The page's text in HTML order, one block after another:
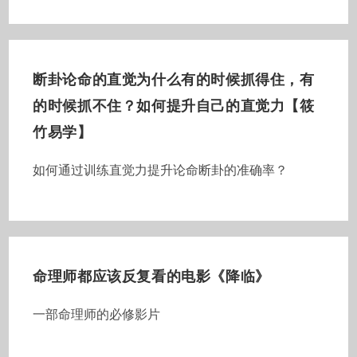
断卦论命的直觉为什么有的时候抓得住，有
的时候抓不住？如何提升自己的直觉力【筱
竹易学】
如何通过训练直觉力提升论命断卦的准确率？
命理师都应该反复看的电影《降临》
一部命理师的必修影片